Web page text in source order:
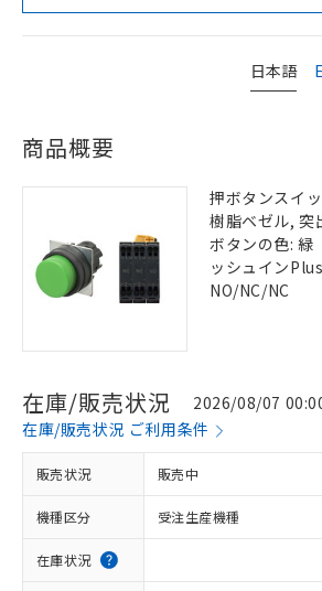
日本語
商品概要
押ボタンスイ
樹脂ベゼル, 突
ボタンの色: 緑
ッシュイン
NO/NC/NC
在庫/販売状況
2026/08/07
在庫/販売状況 ご利用条件
販売状況 販売中
機種区分 受注生産機種
在庫状況